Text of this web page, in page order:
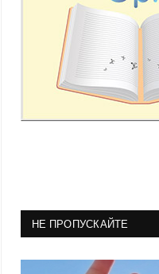
НЕ ПРОПУСКАЙТЕ